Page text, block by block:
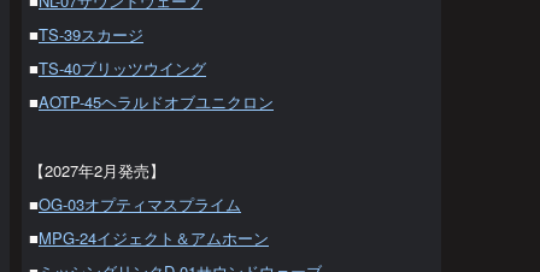
■TS-39スカージ
■TS-40ブリッツウイング
■AOTP-45ヘラルドオブユニクロン
【2027年2月発売】
■OG-03オプティマスプライム
■MPG-24イジェクト＆アムホーン